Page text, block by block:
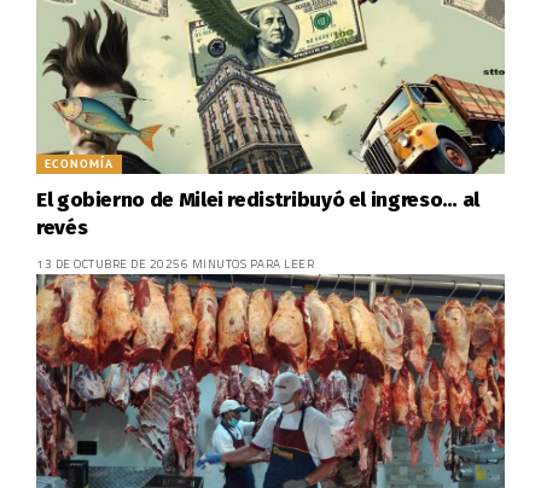
ECONOMÍA
El gobierno de Milei redistribuyó el ingreso… al
revés
13 DE OCTUBRE DE 20256 MINUTOS PARA LEER